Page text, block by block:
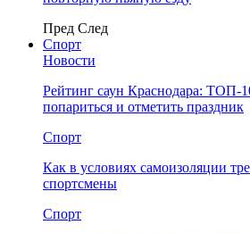
Пред След
Спорт
Новости
Рейтинг саун Краснодара: ТОП-
попариться и отметить праздник
Спорт
Как в условиях самоизоляции
спортсмены
Спорт